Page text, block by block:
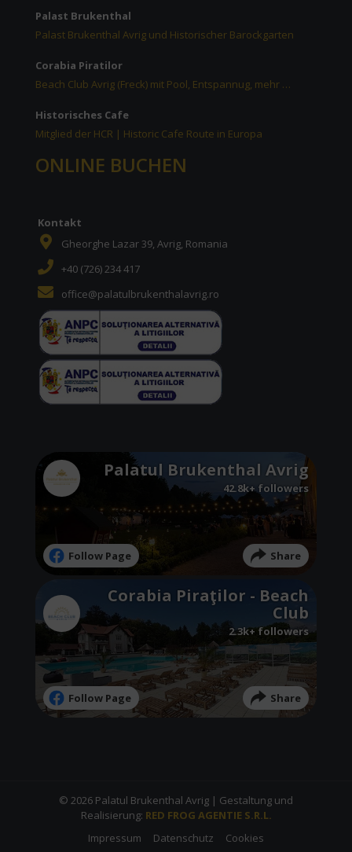
Palast Brukenthal
Palast Brukenthal Avrig und Historischer Barockgarten
Corabia Piratilor
Beach Club Avrig (Freck) mit Pool, Entspannug, mehr …
Historisches Cafe
Mitglied der HCR | Historic Cafe Route in Europa
ONLINE BUCHEN
Kontakt
Gheorghe Lazar 39, Avrig, Romania
+40 (726) 234 417
office@palatulbrukenthalavrig.ro
Palatul Brukenthal Avrig
42.8k+ followers
Follow Page Share
Corabia Piraţilor - Beach
Club
2.3k+ followers
Follow Page Share
© 2026 Palatul Brukenthal Avrig | Gestaltung und
Realisierung: RED FROG AGENTIE S.R.L.
Impressum
Datenschutz Cookies